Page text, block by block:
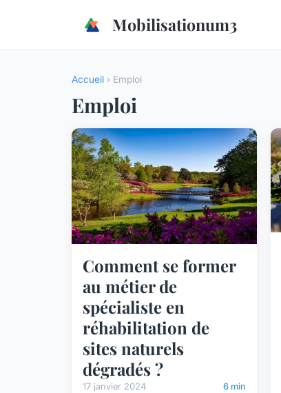
Mobilisationum3
Accueil › Emploi
Emploi
Comment se former
au métier de
spécialiste en
réhabilitation de
sites naturels
dégradés ?
17 janvier 2024 6 min